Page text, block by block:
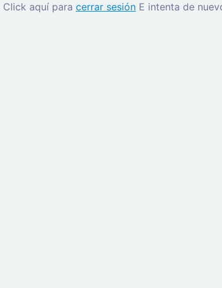
Click aquí para cerrar sesión E intenta de